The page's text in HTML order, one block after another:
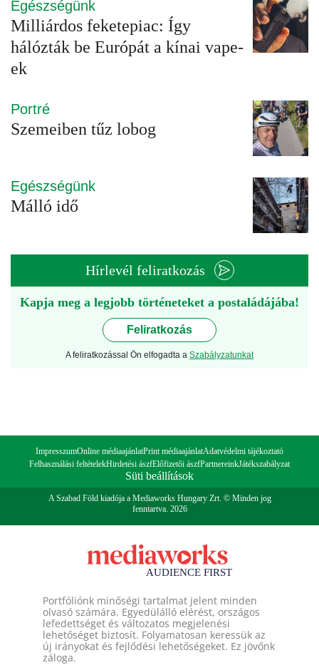
Egészségünk
Milliárdos feketepiac: Így
hálózták be Európát a kínai vape-
ek
Portré
Szemeiben tűz lobog
Egészségünk
Málló idő
Hírlevél feliratkozás
Kapja meg a legjobb történeteket a postaládájába!
Feliratkozás
A feliratkozással Ön elfogadta a Szabályzatunkat
ImpresszumOnline médiaajánlatPrint médiaajánlatAdatvédelmi tájékoztató
Felhasználási feltételekHirdetési ászfElőfizetői ászfPartnereinkJátékszabályzat
Süti beállítások
A Szabad Föld kiadója a Mediaworks Hungary Zrt. © Minden jog
fenntartva. 2026
Portfóliónk minőségi tartalmat jelent minden
olvasó számára. Egyedülálló elérést, országos
lefedettséget és változatos megjelenési
lehetőséget biztosít. Folyamatosan keressük az
új irányokat és fejlődési lehetőségeket. Ez jövőnk
záloga.